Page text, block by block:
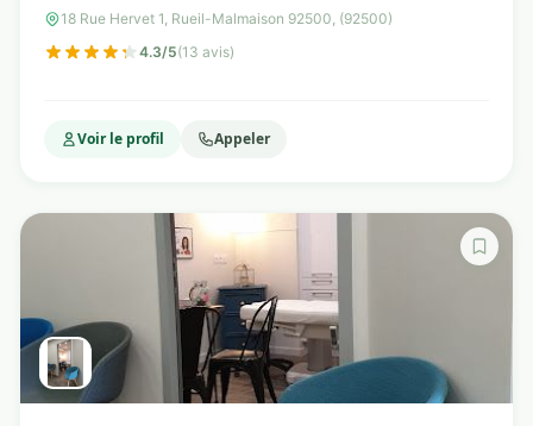
et nutrition
18 Rue Hervet 1, Rueil-Malmaison 92500, (92500)
4.3/5(13 avis)
Voir le profil Appeler